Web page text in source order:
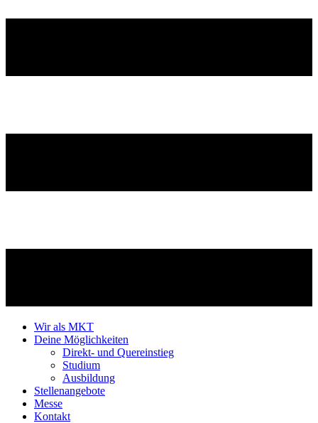
Wir als MKT
Deine Möglichkeiten
Direkt- und Quereinstieg
Studium
Ausbildung
Stellenangebote
Messe
Kontakt